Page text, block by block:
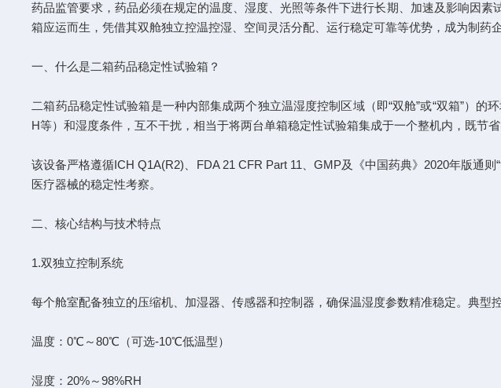
药品监管要求，药品必须在规定的温度、湿度、光照等条件下进行长期、加速及影响因
箱应运而生，凭借其双舱独立控温控湿、空间灵活分配、运行稳定可靠等优势，成为制药
一、什么是二箱药品稳定性试验箱？
二箱药品稳定性试验箱是一种内部集成两个独立温湿度控制区域（即“双舱”或“双箱”）
H等）和湿度条件，互不干扰，相当于将两台单箱稳定性试验箱集成于一个整机内，既节
该设备严格遵循ICH Q1A(R2)、FDA 21 CFR Part 11、GMP及《中国药典》2020年版通
医疗器械的稳定性考察。
二、核心结构与技术特点
1.双独立控制系统
每个舱室配备独立的压缩机、加湿器、传感器和控制器，确保温湿度参数精准稳定。典型
温度：0℃～80℃（可选-10℃低温型）
湿度：20%～98%RH